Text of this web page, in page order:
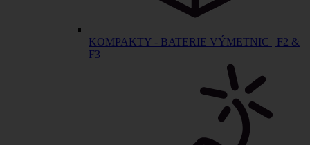
KOMPAKTY - BATERIE VÝMETNIC | F2 &
F3